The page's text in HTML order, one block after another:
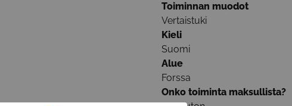
Toiminnan muodot
Vertaistuki
Kieli
Suomi
Alue
Forssa
Onko toiminta maksullista?